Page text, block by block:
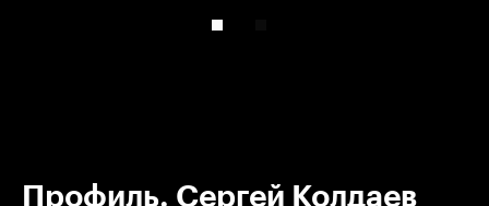
Профиль. Сергей Колдаев